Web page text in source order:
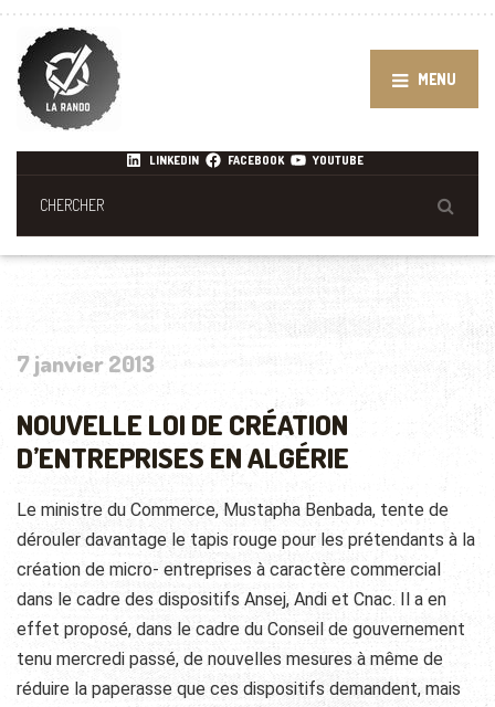
MENU
LINKEDIN FACEBOOK YOUTUBE
7 janvier 2013
NOUVELLE LOI DE CRÉATION
D’ENTREPRISES EN ALGÉRIE
Le ministre du Commerce, Mustapha Benbada, tente de
dérouler davantage le tapis rouge pour les prétendants à la
création de micro- entreprises à caractère commercial
dans le cadre des dispositifs Ansej, Andi et Cnac. Il a en
effet proposé, dans le cadre du Conseil de gouvernement
tenu mercredi passé, de nouvelles mesures à même de
réduire la paperasse que ces dispositifs demandent, mais